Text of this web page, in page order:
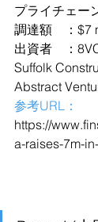
プライチェー
調達額　：$7
出資者　：
Suffolk
Abstract
参考URL：
https://
a-raises-7m-